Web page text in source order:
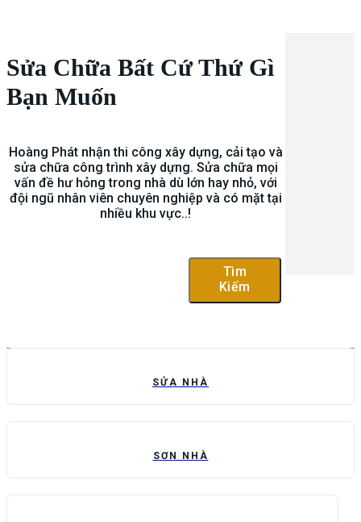
Sửa Chữa Bất Cứ Thứ Gì
Bạn Muốn
Hoàng Phát nhận thi công xây dựng, cải tạo và
sửa chữa công trình xây dựng. Sửa chữa mọi
vấn đề hư hỏng trong nhà dù lớn hay nhỏ, với
đội ngũ nhân viên chuyên nghiệp và có mặt tại
nhiều khu vực..!
Tìm
Kiếm
SỬA NHÀ
SƠN NHÀ